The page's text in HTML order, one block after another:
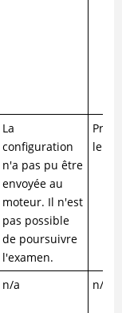
La
configuration
n'a pas pu être
envoyée au
moteur. Il n'est
pas possible
de poursuivre
l'examen.
le
n/a n/a